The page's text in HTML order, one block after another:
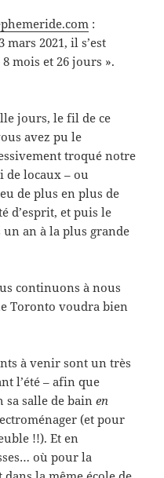
:
mars 2021, il s’est
8 mois et 26 jours ».
jours, le fil de ce
avez pu le
troqué notre
de locaux – ou
de plus en plus de
d’esprit, et puis le
an à la plus grande
continuons à nous
Toronto voudra bien
à venir sont un très
l’été – afin que
sa salle de bainen
(et pour
!!). Et en
où pour la